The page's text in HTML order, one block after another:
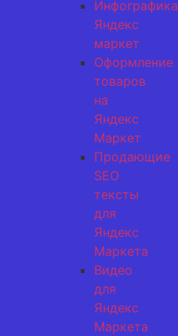
Инфографика
Яндекс
маркет
Оформление
товаров
на
Яндекс
Маркет
Продающие
SEO
тексты
для
Яндекс
Маркета
Видео
для
Яндекс
Маркета